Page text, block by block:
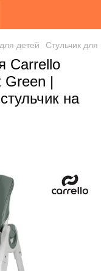
детей Стульчик
Carrello
Green |
на